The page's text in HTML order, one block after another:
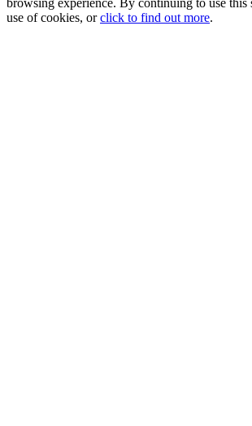
use of cookies, orclick to find out more.